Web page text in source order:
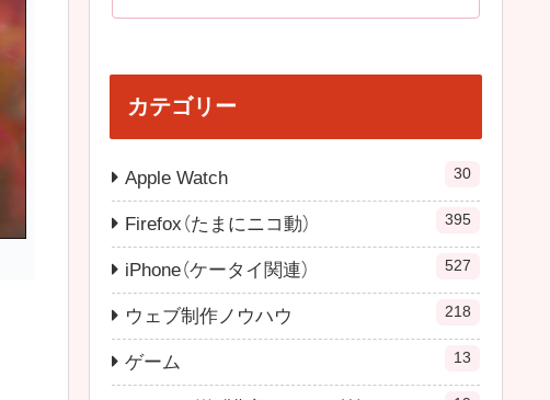
カテゴリー
Apple Watch 30
Firefox（たまにニコ動） 395
iPhone（ケータイ関連） 527
ウェブ制作ノウハウ 218
ゲーム 13